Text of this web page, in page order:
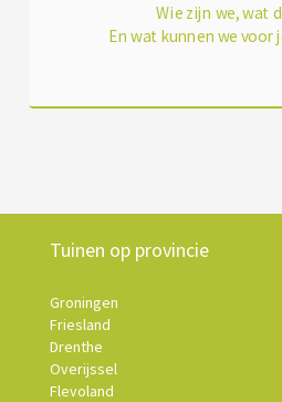
Wie zijn we, wat
En wat kunnen we voor
Tuinen op provincie
Groningen
Friesland
Drenthe
Overijssel
Flevoland